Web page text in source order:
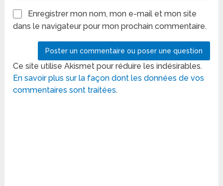
Enregistrer mon nom, mon e-mail et mon site
dans le navigateur pour mon prochain commentaire.
Ce site utilise Akismet pour réduire les indésirables.
En savoir plus sur la façon dont les données de vos
commentaires sont traitées.